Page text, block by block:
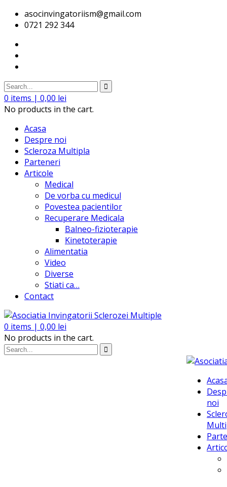
asocinvingatoriism@gmail.com
0721 292 344
0 items | 0,00 lei
No products in the cart.
Acasa
Despre noi
Scleroza Multipla
Parteneri
Articole
Medical
De vorba cu medicul
Povestea pacientilor
Recuperare Medicala
Balneo-fizioterapie
Kinetoterapie
Alimentatia
Video
Diverse
Stiati ca…
Contact
0 items | 0,00 lei
No products in the cart.
noi